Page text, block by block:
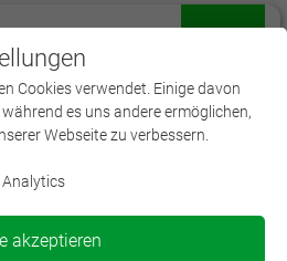
–…
Politische Bildung auch in… >
Cookies verwendet. Einige davon
es uns andere ermöglichen,
Webseite zu verbessern.
Analytics
akzeptieren